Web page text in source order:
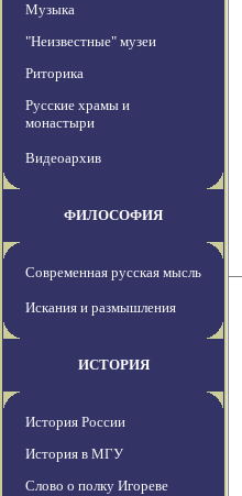
Музыка
"Неизвестные" музеи
Риторика
Русские храмы и
монастыри
Видеоархив
ФИЛОСОФИЯ
Современная русская мысль
Искания и размышления
ИСТОРИЯ
История России
История в МГУ
Слово о полку Игореве